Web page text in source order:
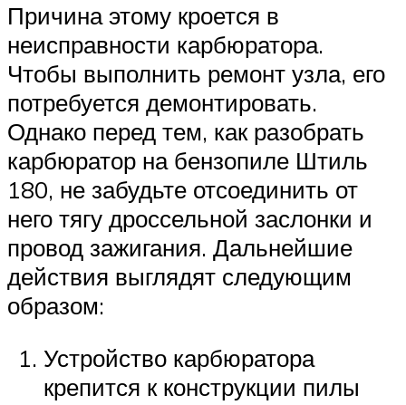
Причина этому кроется в
неисправности карбюратора.
Чтобы выполнить ремонт узла, его
потребуется демонтировать.
Однако перед тем, как разобрать
карбюратор на бензопиле Штиль
180, не забудьте отсоединить от
него тягу дроссельной заслонки и
провод зажигания. Дальнейшие
действия выглядят следующим
образом:
Устройство карбюратора
крепится к конструкции пилы